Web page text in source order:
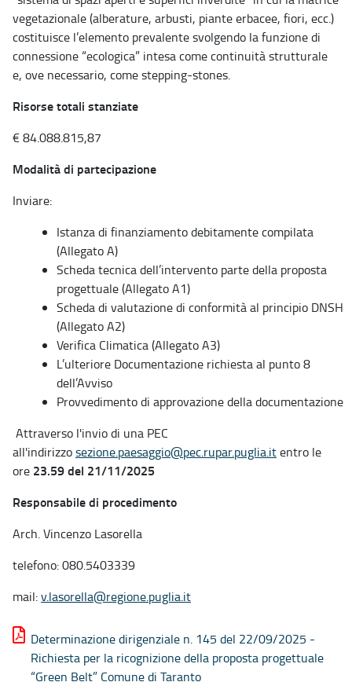
vegetazionale (alberature, arbusti, piante erbacee, fiori, ecc.)
costituisce l’elemento prevalente svolgendo la funzione di
connessione “ecologica” intesa come continuità strutturale
e, ove necessario, come stepping-stones.
Risorse totali stanziate
€ 84.088.815,87
Modalità di partecipazione
Inviare:
Istanza di finanziamento debitamente compilata
(Allegato A)
Scheda tecnica dell’intervento parte della proposta
progettuale (Allegato A1)
Scheda di valutazione di conformità al principio DNSH
(Allegato A2)
Verifica Climatica (Allegato A3)
L’ulteriore Documentazione richiesta al punto 8
dell’Avviso
Provvedimento di approvazione della documentazione
Attraverso l'invio di una PEC
all'indirizzosezione.paesaggio@pec.rupar.puglia.itentro le
ore 23.59 del 21/11/2025
Responsabile di procedimento
Arch. Vincenzo Lasorella
telefono: 080.5403339
mail:v.lasorella@regione.puglia.it
Determinazione dirigenziale n. 145 del 22/09/2025 -
Richiesta per la ricognizione della proposta progettuale
“Green Belt” Comune di Taranto